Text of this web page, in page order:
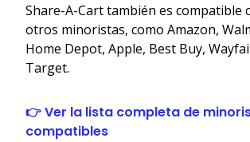
Share-A-Cart también es compatible
otros minoristas, como Amazon,
Home Depot, Apple, Best Buy,
Target.
👉 Ver la lista completa de
compatibles